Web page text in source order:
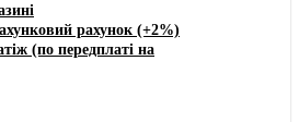
рахунок (+2%)
(по передплаті на